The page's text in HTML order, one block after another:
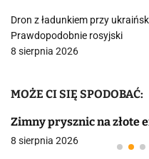
Dron z ładunkiem przy
Prawdopodobnie rosyjski
8 sierpnia 2026
MOŻE CI SIĘ SPODOBAĆ:
Zimny prysznic na złote
8 sierpnia 2026